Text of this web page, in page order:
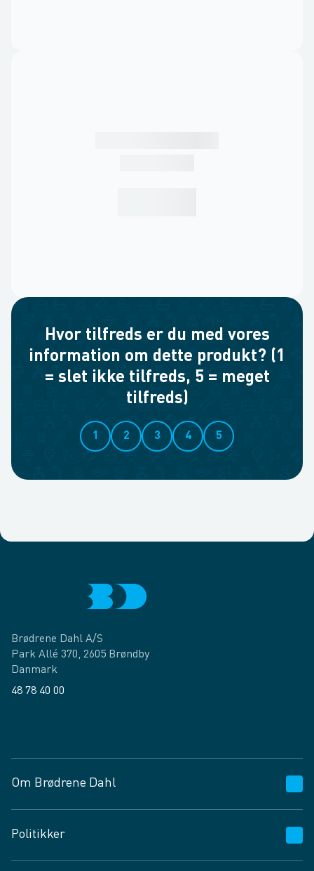
Hvor tilfreds er du med vores
information om dette produkt? (1
= slet ikke tilfreds, 5 = meget
tilfreds)
1 2 3 4 5
Brødrene Dahl A/S
Park Allé 370, 2605 Brøndby
Danmark
48 78 40 00
Om Brødrene Dahl
Vagttelefon 30 10 89 89
Spørgsmål og svar
Politikker